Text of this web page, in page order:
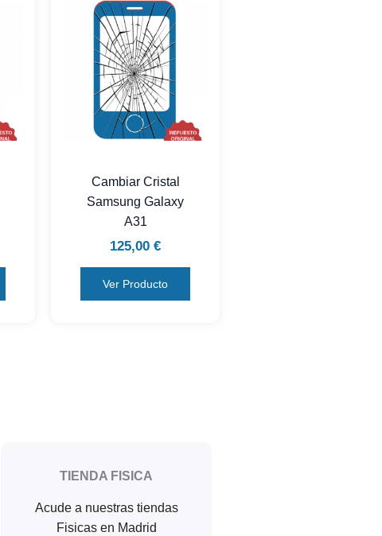
Cambiar Cristal
Samsung Galaxy
A31
125,00 €
Ver Producto
TIENDA FISICA
Acude a nuestras tiendas
Fisicas en Madrid